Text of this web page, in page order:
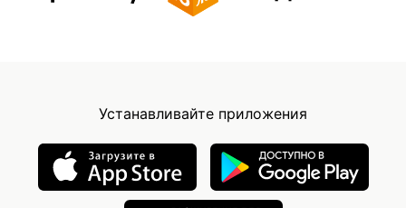
Устанавливайте приложения